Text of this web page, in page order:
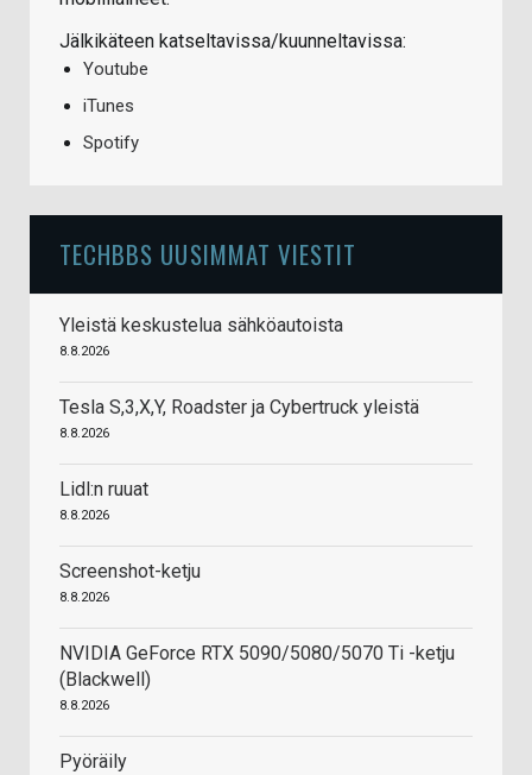
Jälkikäteen katseltavissa/kuunneltavissa:
Youtube
iTunes
Spotify
TECHBBS UUSIMMAT VIESTIT
Yleistä keskustelua sähköautoista
8.8.2026
Tesla S,3,X,Y, Roadster ja Cybertruck yleistä
8.8.2026
Lidl:n ruuat
8.8.2026
Screenshot-ketju
8.8.2026
NVIDIA GeForce RTX 5090/5080/5070 Ti -ketju
(Blackwell)
8.8.2026
Pyöräily